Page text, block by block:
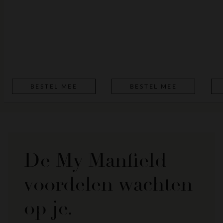
BESTEL MEE BESTEL MEE
De My Manfield
voordelen wachten
op je.